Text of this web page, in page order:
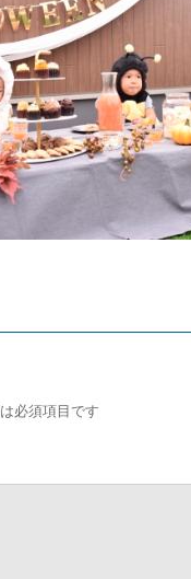
必須項目です